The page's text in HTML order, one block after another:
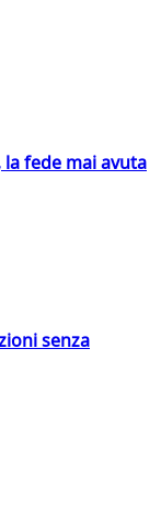
fede mai avuta
senza